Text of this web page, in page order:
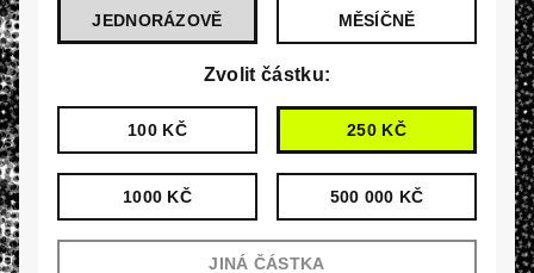
JEDNORÁZOVĚ MĚSÍČNĚ
Zvolit částku:
100 KČ 250 KČ
1000 KČ 500 000 KČ